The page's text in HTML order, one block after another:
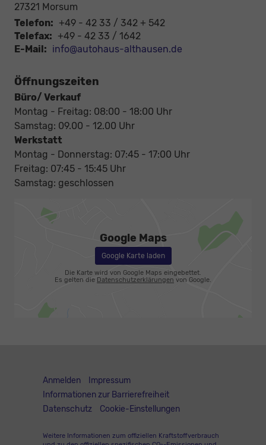
27321 Morsum
Telefon: +49 - 42 33 / 342 + 542
Telefax: +49 - 42 33 / 1642
E-Mail: info@autohaus-althausen.de
Öffnungszeiten
Büro/ Verkauf
Montag - Freitag: 08:00 - 18:00 Uhr
Samstag: 09.00 - 12.00 Uhr
Werkstatt
Montag - Donnerstag: 07:45 - 17:00 Uhr
Freitag: 07:45 - 15:45 Uhr
Samstag: geschlossen
Google Maps
Google Karte laden
Die Karte wird von Google Maps eingebettet.
Es gelten die Datenschutzerklärungen von Google.
Anmelden
Impressum
Informationen zur Barrierefreiheit
Datenschutz
Cookie-Einstellungen
Weitere Informationen zum offiziellen Kraftstoffverbrauch